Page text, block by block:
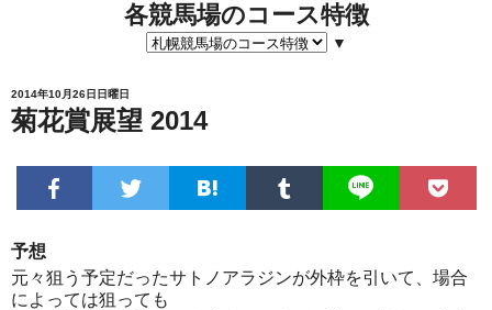
各競馬場のコース特徴
▼
2014年10月26日日曜日
菊花賞展望 2014
予想
元々狙う予定だったサトノアラジンが外枠を引いて、場合
によっては狙っても